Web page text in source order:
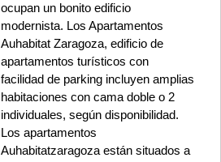
ocupan un bonito edificio
modernista. Los Apartamentos
Auhabitat Zaragoza, edificio de
apartamentos turísticos con
facilidad de parking incluyen amplias
habitaciones con cama doble o 2
individuales, según disponibilidad.
Los apartamentos
Auhabitatzaragoza están situados a